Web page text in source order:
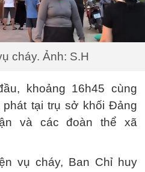
cháy. Ảnh: S.H
khoảng 16h45 cùng
phát tại trụ sở khối Đảng
và các đoàn thể xã
vụ cháy, Ban Chỉ huy